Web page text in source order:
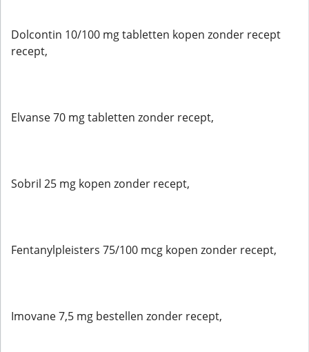
Dolcontin 10/100 mg tabletten kopen zonder recept
recept,
Elvanse 70 mg tabletten zonder recept,
Sobril 25 mg kopen zonder recept,
Fentanylpleisters 75/100 mcg kopen zonder recept,
Imovane 7,5 mg bestellen zonder recept,